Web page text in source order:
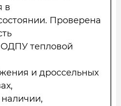
в
Проверена
тепловой
и дроссельных